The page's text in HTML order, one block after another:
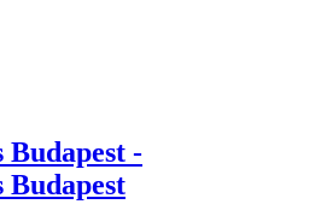
Budapest -
Budapest